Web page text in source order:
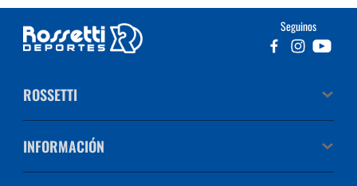
Seguinos
ROSSETTI
INFORMACIÓN